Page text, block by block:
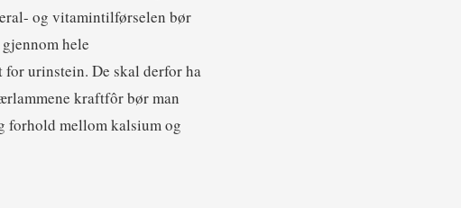
og vitamintilførselen bør
hele
for urinstein. De skal derfor ha
kraftfôr bør man
forhold mellom kalsium og